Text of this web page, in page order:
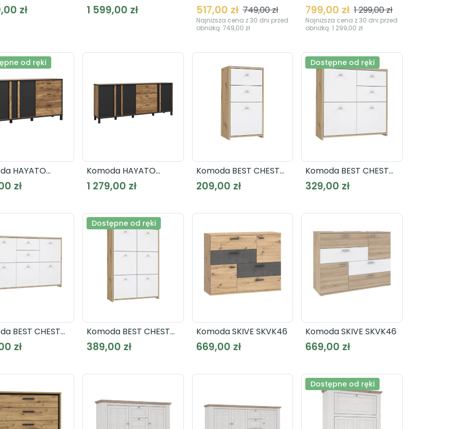
zł
TDHK634
1 599,00 zł
SEWK231
517,00 zł 749,00 zł
Najniższa cena z 30 dni przed
obniżką: 749,00 zł
SEWK242
799,00 zł 1 299,00 zł
Najniższa cena z 30 dni przed
obniżką:1 299,00 zł
od ręki
HAYATO
M215
zł
Komoda HAYATO
HYTK241L-M215
1 279,00 zł
Komoda BEST CHEST
SQNK211
209,00 zł
Dostępne od ręki
Komoda BEST CHEST
SQNK223
329,00 zł
BEST CHEST
zł
Dostępne od ręki
Komoda BEST CHEST
SQNK321
389,00 zł
Komoda SKIVE SKVK46
669,00 zł
Komoda SKIVE SKVK46
669,00 zł
Dostępne od ręki